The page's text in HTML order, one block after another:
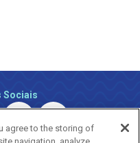
Sociais
agree to the storing of